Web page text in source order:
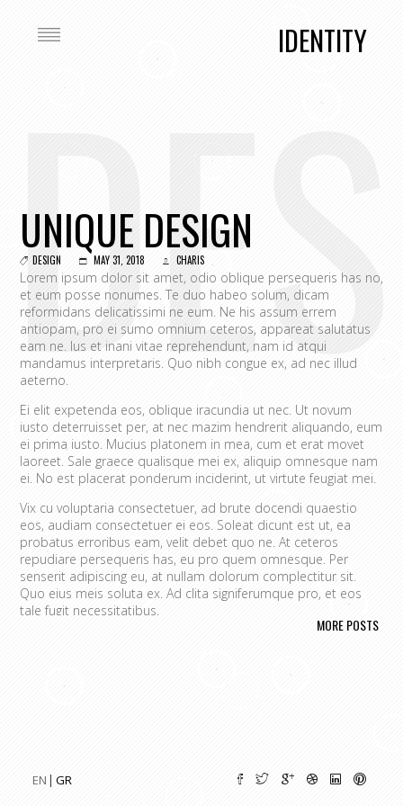
IDENTITY
EN GR
UNIQUE DESIGN
DESIGN MAY 31, 2018 CHARIS
Lorem ipsum dolor sit amet, odio oblique persequeris has no,
et eum posse nonumes. Te duo habeo solum, dicam
reformidans delicatissimi ne eum. Ne his assum errem
antiopam, pro ei sumo omnium ceteros, appareat salutatus
eam ne. Ius et inani vitae reprehendunt, nam id atqui
mandamus interpretaris. Quo nibh congue ex, ad nec illud
aeterno.
Ei elit expetenda eos, oblique iracundia ut nec. Ut novum
iusto deterruisset per, at nec mazim hendrerit aliquando, eum
ei prima iusto. Mucius platonem in mea, cum et erat movet
laoreet. Sale graece qualisque mei ex, aliquip omnesque nam
ei. No est placerat ponderum inciderint, ut virtute feugiat mei.
Vix cu voluptaria consectetuer, ad brute docendi quaestio
eos, audiam consectetuer ei eos. Soleat dicunt est ut, ea
probatus erroribus eam, velit debet quo ne. At ceteros
repudiare persequeris has, eu pro quem omnesque. Per
senserit adipiscing eu, at nullam dolorum complectitur sit.
Quo eius meis soluta ex. Ad clita signiferumque pro, et eos
tale fugit necessitatibus.
nullam placerat ne pri. Vix ea convenire iracundia abhorreant.
MORE POSTS